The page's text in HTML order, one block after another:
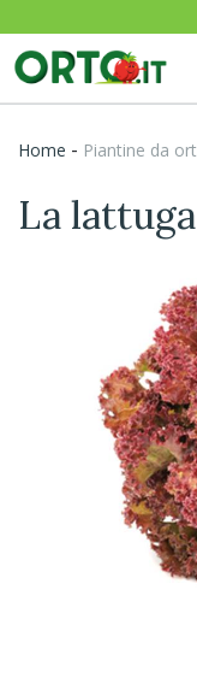
Home - piantine da
La